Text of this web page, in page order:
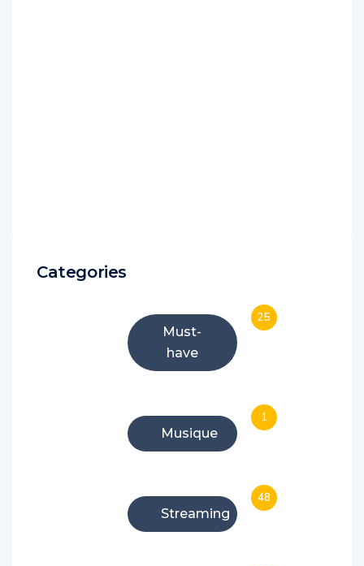
Categories
Must-
have
25
Musique
1
Streaming
48